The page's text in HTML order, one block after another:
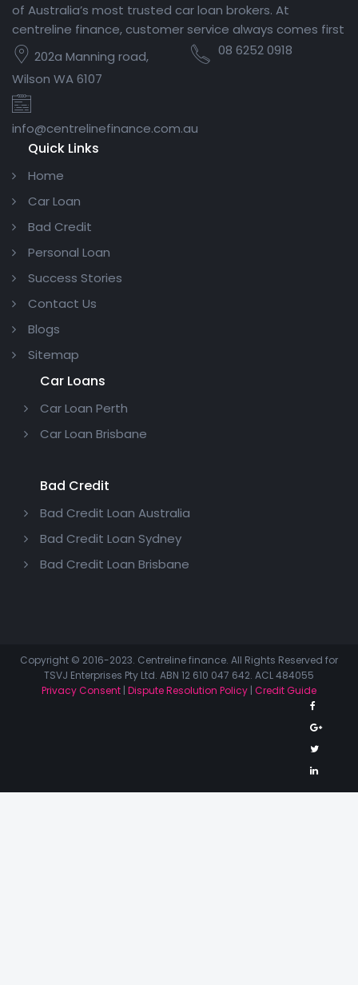
of Australia’s most trusted car loan brokers. At
centreline finance, customer service always comes first
202a Manning road,
Wilson WA 6107
08 6252 0918
info@centrelinefinance.com.au
Quick Links
Home
Car Loan
Bad Credit
Personal Loan
Success Stories
Contact Us
Blogs
Sitemap
Car Loans
Car Loan Perth
Car Loan Brisbane
Bad Credit
Bad Credit Loan Australia
Bad Credit Loan Sydney
Bad Credit Loan Brisbane
Copyright © 2016-2023. Centreline finance. All Rights Reserved for
TSVJ Enterprises Pty Ltd. ABN 12 610 047 642. ACL 484055
Privacy Consent | Dispute Resolution Policy | Credit Guide